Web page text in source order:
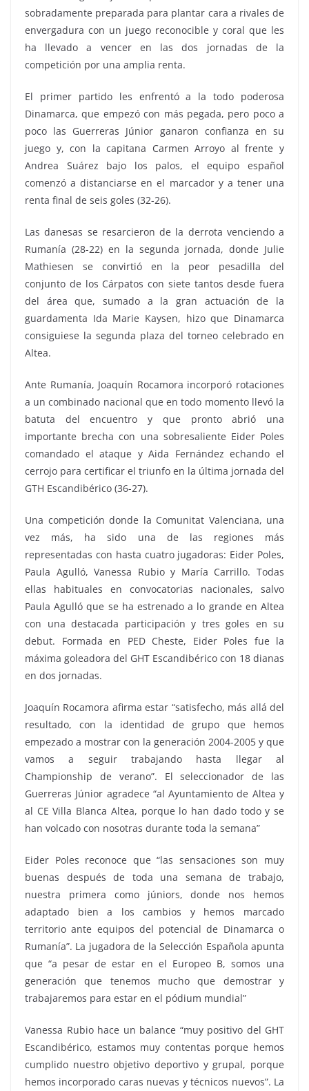
sobradamente preparada para plantar cara a rivales de
envergadura con un juego reconocible y coral que les
ha llevado a vencer en las dos jornadas de la
competición por una amplia renta.
El primer partido les enfrentó a la todo poderosa
Dinamarca, que empezó con más pegada, pero poco a
poco las Guerreras Júnior ganaron confianza en su
juego y, con la capitana Carmen Arroyo al frente y
Andrea Suárez bajo los palos, el equipo español
comenzó a distanciarse en el marcador y a tener una
renta final de seis goles (32-26).
Las danesas se resarcieron de la derrota venciendo a
Rumanía (28-22) en la segunda jornada, donde Julie
Mathiesen se convirtió en la peor pesadilla del
conjunto de los Cárpatos con siete tantos desde fuera
del área que, sumado a la gran actuación de la
guardamenta Ida Marie Kaysen, hizo que Dinamarca
consiguiese la segunda plaza del torneo celebrado en
Altea.
Ante Rumanía, Joaquín Rocamora incorporó rotaciones
a un combinado nacional que en todo momento llevó la
batuta del encuentro y que pronto abrió una
importante brecha con una sobresaliente Eider Poles
comandado el ataque y Aida Fernández echando el
cerrojo para certificar el triunfo en la última jornada del
GTH Escandibérico (36-27).
Una competición donde la Comunitat Valenciana, una
vez más, ha sido una de las regiones más
representadas con hasta cuatro jugadoras: Eider Poles,
Paula Agulló, Vanessa Rubio y María Carrillo. Todas
ellas habituales en convocatorias nacionales, salvo
Paula Agulló que se ha estrenado a lo grande en Altea
con una destacada participación y tres goles en su
debut. Formada en PED Cheste, Eider Poles fue la
máxima goleadora del GHT Escandibérico con 18 dianas
en dos jornadas.
Joaquín Rocamora afirma estar “satisfecho, más allá del
resultado, con la identidad de grupo que hemos
empezado a mostrar con la generación 2004-2005 y que
vamos a seguir trabajando hasta llegar al
Championship de verano”. El seleccionador de las
Guerreras Júnior agradece “al Ayuntamiento de Altea y
al CE Villa Blanca Altea, porque lo han dado todo y se
han volcado con nosotras durante toda la semana”
Eider Poles reconoce que “las sensaciones son muy
buenas después de toda una semana de trabajo,
nuestra primera como júniors, donde nos hemos
adaptado bien a los cambios y hemos marcado
territorio ante equipos del potencial de Dinamarca o
Rumanía”. La jugadora de la Selección Española apunta
que “a pesar de estar en el Europeo B, somos una
generación que tenemos mucho que demostrar y
trabajaremos para estar en el pódium mundial”
Vanessa Rubio hace un balance “muy positivo del GHT
Escandibérico, estamos muy contentas porque hemos
cumplido nuestro objetivo deportivo y grupal, porque
hemos incorporado caras nuevas y técnicos nuevos”. La